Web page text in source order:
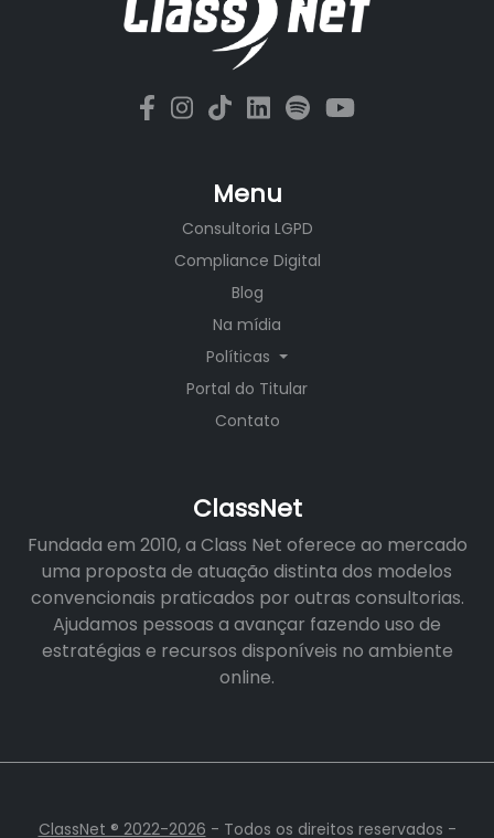
Menu
Consultoria LGPD
Compliance Digital
Blog
Na mídia
Políticas
Portal do Titular
Contato
ClassNet
Fundada em 2010, a Class Net oferece ao mercado
uma proposta de atuação distinta dos modelos
convencionais praticados por outras consultorias.
Ajudamos pessoas a avançar fazendo uso de
estratégias e recursos disponíveis no ambiente
online.
ClassNet ® 2022-2026 - Todos os direitos reservados -